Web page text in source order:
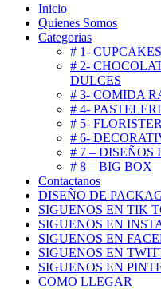
Inicio
Quienes Somos
Categorias
# 1- CUPCAKES
# 2-
DULCES
# 3- COMIDA
# 4-
# 5-
# 6-
# 7 – DISEÑOS
# 8 – BIG BOX
Contactanos
DISEÑO DE
SIGUENOS EN TIK
SIGUENOS EN
SIGUENOS EN
SIGUENOS EN
SIGUENOS EN
COMO LLEGAR